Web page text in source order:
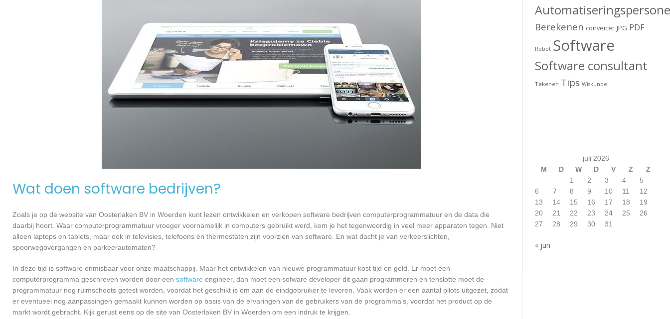
Wat doen software bedrijven?
Zoals je op de website van Oosterlaken BV in Woerden kunt lezen ontwikkelen en verkopen software bedrijven computerprogrammatuur en de data die
daarbij hoort. Waar computerprogrammatuur vroeger voornamelijk in computers gebruikt werd, kom je het tegenwoordig in veel meer apparaten tegen. Niet
alleen laptops en tablets, maar ook in televisies, telefoons en thermostaten zijn voorzien van software. En wat dacht je van verkeerslichten,
spoorwegovergangen en parkeerautomaten?
In deze tijd is software onmisbaar voor onze maatschappij. Maar het ontwikkelen van nieuwe programmatuur kost tijd en geld. Er moet een
computerprogramma geschreven worden door een software engineer, dan moet een sofware developer dit gaan programmeren en tenslotte moet de
programmatuur nog ruimschoots getest worden, voordat het geschikt is om aan de eindgebruiker te leveren. Vaak worden er een aantal pilots uitgezet, zodat
er eventueel nog aanpassingen gemaakt kunnen worden op basis van de ervaringen van de gebruikers van de programma’s, voordat het product op de
markt wordt gebracht. Kijk gerust eens op de site van Oosterlaken BV in Woerden om een indruk te krijgen.
Berekenen converter JPG PDF
Robot Software
Software consultant
Tekenen Tips Wiskunde
juli 2026
M
D W D V Z
Z
1
2 3 4
5
6
7 8 9 10 11
12
13
14 15 16 17 18
19
20
21 22 23 24 25
26
27
28 29 30 31
« jun